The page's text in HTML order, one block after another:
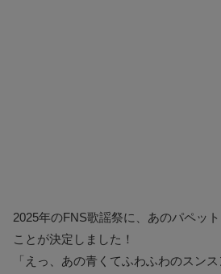
2025年のFNS歌謡祭に、あのパペッ
ことが決定しました！
「えっ、あの青くてふわふわのスン